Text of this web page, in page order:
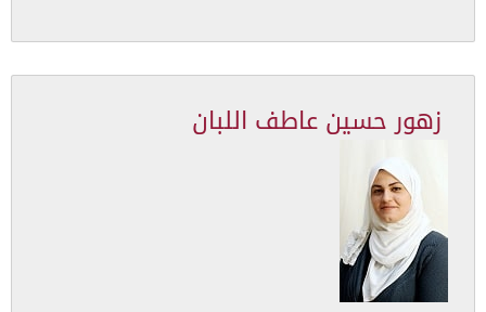
زهور حسين عاطف اللبان